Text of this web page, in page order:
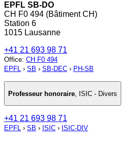
EPFL SB-DO
CH F0 494 (Bâtiment CH)
Station 6
1015 Lausanne
+41 21 693 98 71
Office: CH F0 494
EPFL › SB › SB-DEC › PH-SB
Professeur honoraire ISIC - Divers
+41 21 693 98 71
EPFL › SB › ISIC › ISIC-DIV